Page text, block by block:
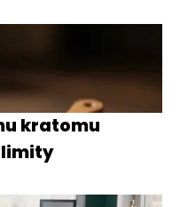
kratomu
limity